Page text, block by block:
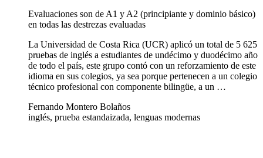
Evaluaciones son de A1 y A2 (principiante y dominio básico)
en todas las destrezas evaluadas
La Universidad de Costa Rica (UCR) aplicó un total de 5 625
pruebas de inglés a estudiantes de undécimo y duodécimo año
de todo el país, este grupo contó con un reforzamiento de este
idioma en sus colegios, ya sea porque pertenecen a un colegio
técnico profesional con componente bilingüe, a un …
Fernando Montero Bolaños
inglés, prueba estandaizada, lenguas modernas